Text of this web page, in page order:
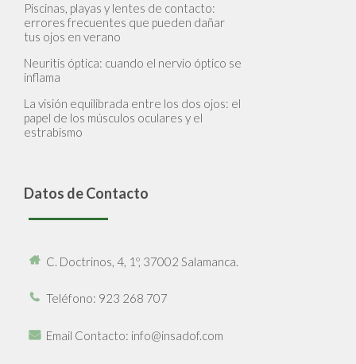
Piscinas, playas y lentes de contacto:
errores frecuentes que pueden dañar
tus ojos en verano
Neuritis óptica: cuando el nervio óptico se
inflama
La visión equilibrada entre los dos ojos: el
papel de los músculos oculares y el
estrabismo
Datos de Contacto
C. Doctrinos, 4, 1º, 37002 Salamanca.
Teléfono: 923 268 707
Email Contacto: info@insadof.com